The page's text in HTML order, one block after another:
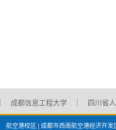
成都信息工程大学 四川省
航空港校区 | 成都市西南航空港经济开